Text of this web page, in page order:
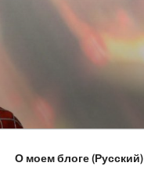
О моем блоге (Русский)